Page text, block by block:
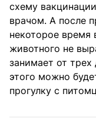
схему
врачом. А после
некоторое время
животного не
занимает от
этого можно
прогулку с